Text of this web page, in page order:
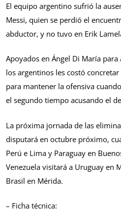
El equipo argentino sufrió la
Messi, quien se perdió el
abductor, y no tuvo en Erik
Apoyados en Ángel Di María
los argentinos les costó
para mantener la ofensiva
el segundo tiempo acusando el
La próxima jornada de las
disputará en octubre próximo,
Perú e Lima y Paraguay en
Venezuela visitará a Uruguay en
Brasil en Mérida.
– Ficha técnica: